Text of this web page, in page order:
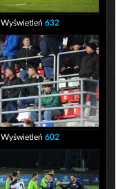
Wyświetleń 632
Wyświetleń 602